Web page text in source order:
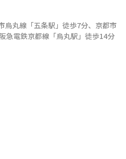
烏丸線 「五条駅 」 徒歩7分、 京都市
阪急電鉄京都線 「烏丸駅 」 徒歩14分